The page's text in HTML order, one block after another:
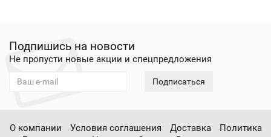
Подпишись на новости
Не пропусти новые акции и спецпредложения
Подписаться
О компании Условия соглашения Доставка
Политика